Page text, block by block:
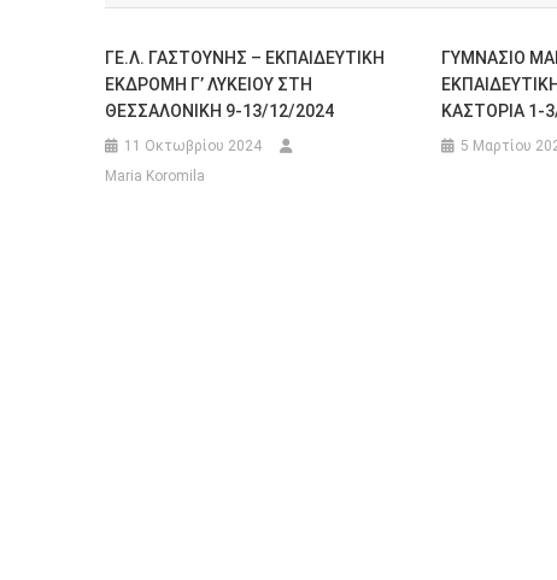
ΓΕ.Λ. ΓΑΣΤΟΥΝΗΣ – ΕΚΠΑΙΔΕΥΤΙΚΗ
ΕΚΔΡΟΜΗ Γ’ ΛΥΚΕΙΟΥ ΣΤΗ
ΘΕΣΣΑΛΟΝΙΚΗ 9-13/12/2024
11 Οκτωβρίου 2024
Maria Koromila
ΓΥΜΝΑΣΙΟ
ΚΑΣΤΟΡΙΑ 1-
5 Μαρτίου